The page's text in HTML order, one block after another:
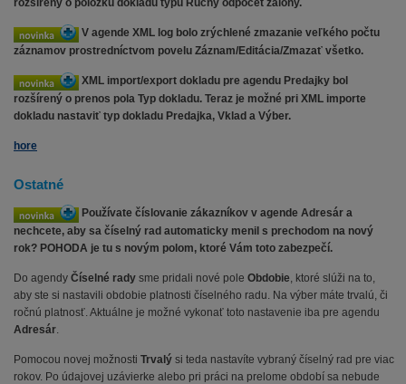
rozšírený o položku dokladu typu Ručný odpočet zálohy.
V agende XML log bolo zrýchlené zmazanie veľkého počtu
záznamov prostredníctvom povelu Záznam/Editácia/Zmazať všetko.
XML import/export dokladu pre agendu Predajky bol
rozšírený o prenos pola Typ dokladu. Teraz je možné pri XML importe
dokladu nastaviť typ dokladu Predajka, Vklad a Výber.
hore
Ostatné
Používate číslovanie zákazníkov v agende Adresár a
nechcete, aby sa číselný rad automaticky menil s prechodom na nový
rok? POHODA je tu s novým polom, ktoré Vám toto zabezpečí.
Do agendy Číselné rady sme pridali nové pole Obdobie, ktoré slúži na to,
aby ste si nastavili obdobie platnosti číselného radu. Na výber máte trvalú, či
ročnú platnosť. Aktuálne je možné vykonať toto nastavenie iba pre agendu
Adresár.
Pomocou novej možnosti Trvalý si teda nastavíte vybraný číselný rad pre viac
rokov. Po údajovej uzávierke alebo pri práci na prelome období sa nebude